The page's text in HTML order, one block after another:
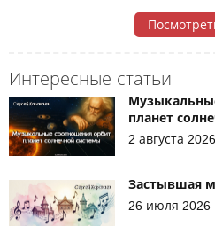
Интересные статьи
планет
2 августа 2026
Застывшая
26 июля 2026